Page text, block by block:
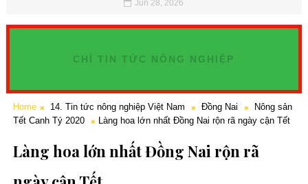
Jun 28, 2026
CHỈ TIN TỨC NÔNG NGHIỆP
Home 14. Tin tức nông nghiệp Việt Nam Đồng Nai
Nông sản
Tết Canh Tý 2020
Làng hoa lớn nhất Đồng Nai rộn rã ngày cận Tết
Làng hoa lớn nhất Đồng Nai rộn rã